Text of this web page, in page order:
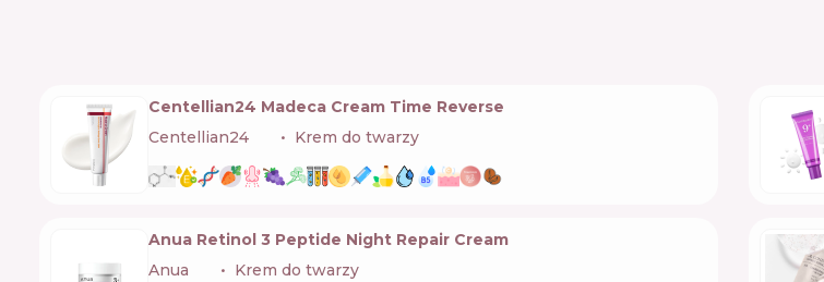
Centellian24 Madeca Cream Time Reverse
Centellian24
Krem do twarzy
Anua Retinol 3 Peptide Night Repair Cream
Anua
Krem do twarzy